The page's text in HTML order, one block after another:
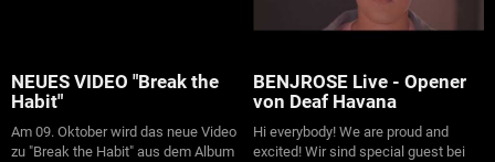
NEUES VIDEO "Break the
Habit"
Am 09. Oktober wird das neue Video
zu "Break the Habit" aus dem Album
BENJROSE Live - Opener
von Deaf Havana
Hi everybody! We are proud and
excited! Wir sind special guest bei